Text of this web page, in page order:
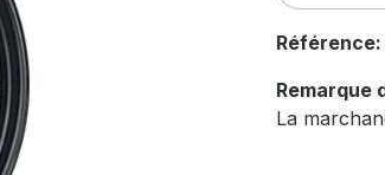
Référence:
Remarque
La